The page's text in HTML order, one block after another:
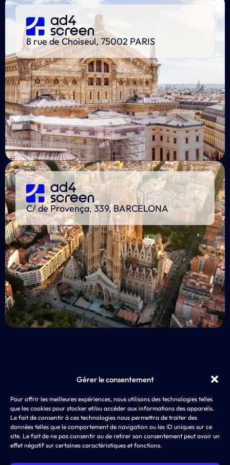
Gérer le consentement
Pour offrir les meilleures expériences, nous utilisons des technologies telles
que les cookies pour stocker et/ou accéder aux informations des appareils.
Le fait de consentir à ces technologies nous permettra de traiter des
données telles que le comportement de navigation ou les ID uniques sur ce
site. Le fait de ne pas consentir ou de retirer son consentement peut avoir un
effet négatif sur certaines caractéristiques et fonctions.
8 rue de Choiseul, 75002 PARIS
C/ de Provença, 339, BARCELONA
AD4SCREEN
8 rue de Choiseul
75002 PARIS
App
SEA